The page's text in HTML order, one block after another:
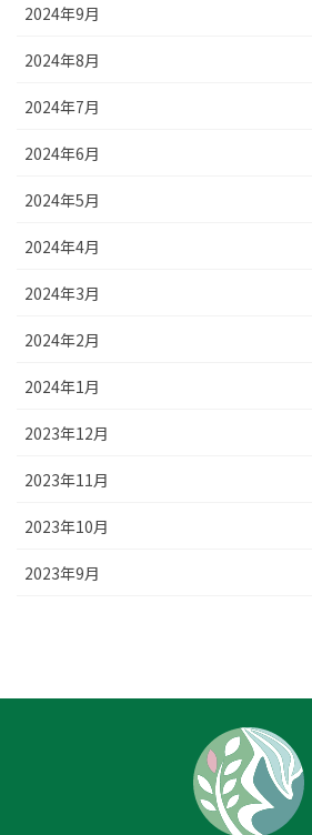
2024年9月
2024年8月
2024年7月
2024年6月
2024年5月
2024年4月
2024年3月
2024年2月
2024年1月
2023年12月
2023年11月
2023年10月
2023年9月